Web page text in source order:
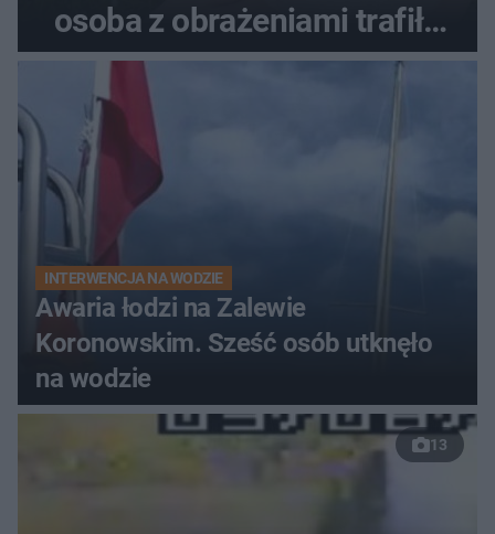
osoba z obrażeniami trafiła
do szpitala
INTERWENCJA NA WODZIE
Awaria łodzi na Zalewie
Koronowskim. Sześć osób utknęło
na wodzie
13